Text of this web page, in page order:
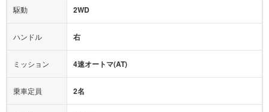
アダプティブクルーズコントロール
ヒルディセントコントロール
オートマチックハイビーム
駆動 2WD
ハンドル 右
ミッション 4速オートマ(AT)
乗車定員 2名